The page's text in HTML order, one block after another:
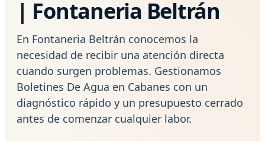
| Fontaneria Beltrán
En Fontaneria Beltrán conocemos la
necesidad de recibir una atención directa
cuando surgen problemas. Gestionamos
Boletines De Agua en Cabanes con un
diagnóstico rápido y un presupuesto cerrado
antes de comenzar cualquier labor.